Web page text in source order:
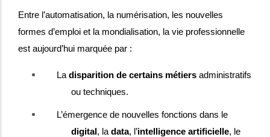
Entre l’automatisation, la numérisation, les nouvelles
formes d’emploi et la mondialisation, la vie professionnelle
est aujourd’hui marquée par :
La disparition de certains métiers administratifs
ou techniques.
L’émergence de nouvelles fonctions dans le
digital, la data, l’intelligence artificielle, le